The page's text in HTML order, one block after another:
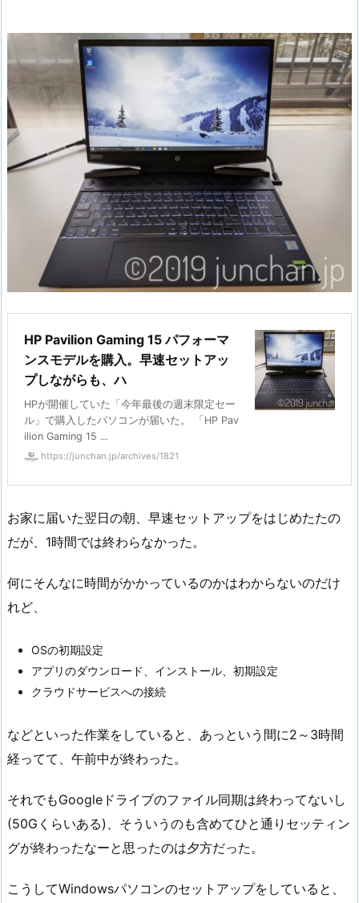
HP Pavilion Gaming 15 パフォーマ
ンスモデルを購入。早速セットアッ
プしながらも、ハ
HPが開催していた「今年最後の週末限定セー
ル」で購入したパソコンが届いた。 「HP Pav
ilion Gaming 15 ...
https://junchan.jp/archives/1821
お家に届いた翌日の朝、早速セットアップをはじめたたの
だが、1時間では終わらなかった。
何にそんなに時間がかかっているのかはわからないのだけ
れど、
OSの初期設定
アプリのダウンロード、インストール、初期設定
クラウドサービスへの接続
などといった作業をしていると、あっという間に2～3時間
経ってて、午前中が終わった。
それでもGoogleドライブのファイル同期は終わってないし
(50Gくらいある)、そういうのも含めてひと通りセッティン
グが終わったなーと思ったのは夕方だった。
こうしてWindowsパソコンのセットアップをしていると、